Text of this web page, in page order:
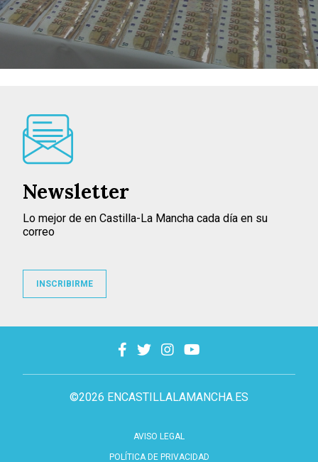
©2026 ENCASTILLALAMANCHA.ES
AVISO LEGAL
POLÍTICA DE PRIVACIDAD
Newsletter
Lo mejor de en Castilla-La Mancha cada día en su
correo
INSCRIBIRME